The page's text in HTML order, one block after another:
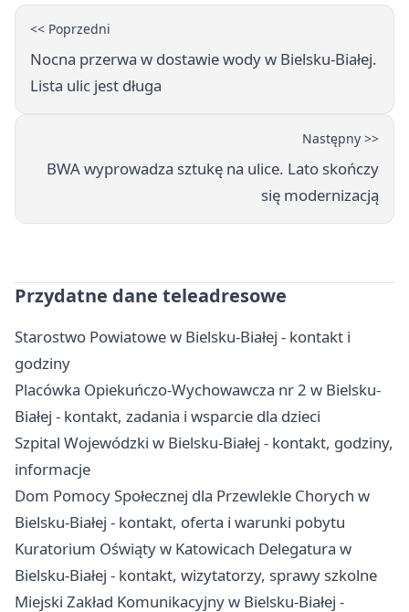
<< Poprzedni
Nocna przerwa w dostawie wody w Bielsku-Białej.
Lista ulic jest długa
Następny >>
BWA wyprowadza sztukę na ulice. Lato skończy
się modernizacją
Przydatne dane teleadresowe
Starostwo Powiatowe w Bielsku-Białej - kontakt i
godziny
Placówka Opiekuńczo-Wychowawcza nr 2 w Bielsku-
Białej - kontakt, zadania i wsparcie dla dzieci
Szpital Wojewódzki w Bielsku-Białej - kontakt, godziny,
informacje
Dom Pomocy Społecznej dla Przewlekle Chorych w
Bielsku-Białej - kontakt, oferta i warunki pobytu
Kuratorium Oświąty w Katowicach Delegatura w
Bielsku-Białej - kontakt, wizytatorzy, sprawy szkolne
Miejski Zakład Komunikacyjny w Bielsku-Białej -